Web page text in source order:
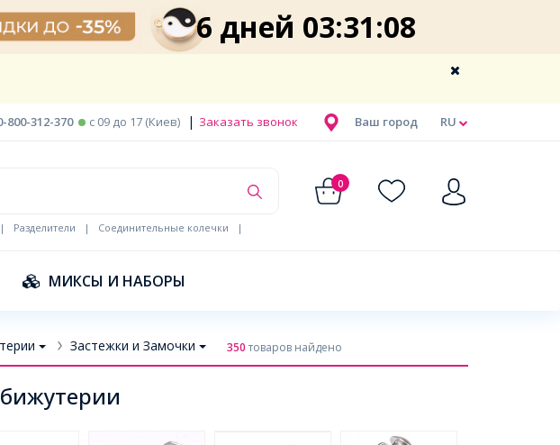
6 дней 03:31:07
RU
Ваш город
800-312-370 c 09 до 17 (Киев) | Заказать звонок
0
| Разделители | Соединительные колечки
|
МИКСЫ И НАБОРЫ
Застежки и Замочки 350товаров найдено